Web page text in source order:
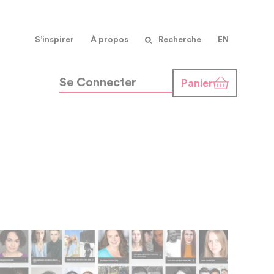
S’inspirer À propos Recherche EN
Se Connecter Panier